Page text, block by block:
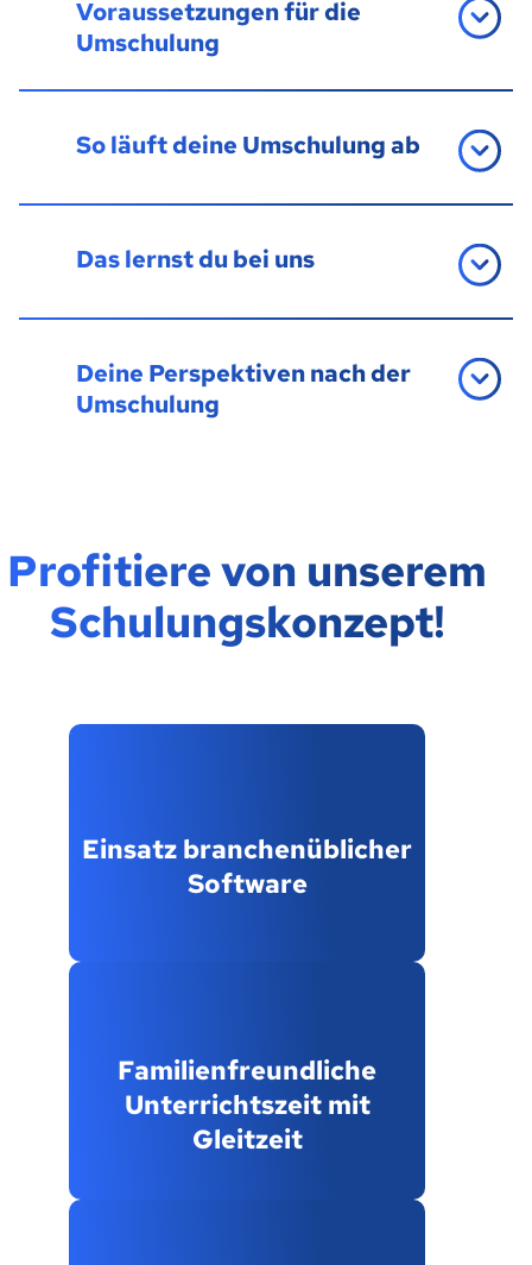
Voraussetzungen für die
Umschulung
So läuft deine Umschulung ab
Das lernst du bei uns
Deine Perspektiven nach der
Umschulung
Profitiere von unserem
Schulungskonzept!
Einsatz branchenüblicher
Software
Familienfreundliche
Unterrichtszeit mit
Gleitzeit